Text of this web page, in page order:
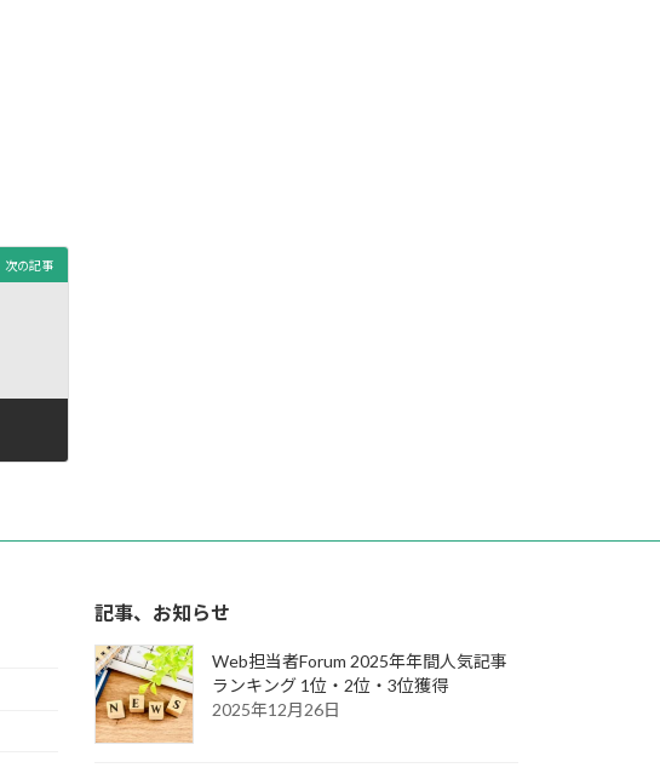
次の記事
記事、お知らせ
Web担当者Forum 2025年年間人気記事
ランキング 1位・2位・3位獲得
2025年12月26日